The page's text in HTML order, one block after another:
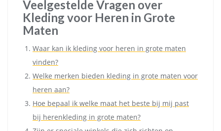
Veelgestelde Vragen over
Kleding voor Heren in Grote
Maten
Waar kan ik kleding voor heren in grote maten
vinden?
Welke merken bieden kleding in grote maten voor
heren aan?
Hoe bepaal ik welke maat het beste bij mij past
bij herenkleding in grote maten?